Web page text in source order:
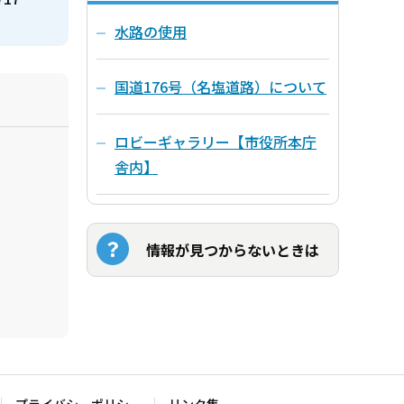
水路の使用
国道176号（名塩道路）について
ロビーギャラリー【市役所本庁
舎内】
情報が見つからないときは